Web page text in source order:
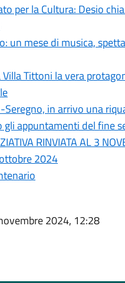
per la Cultura: Desio
un mese di musica,
Tittoni la vera
in arrivo una
appuntamenti del fine
RINVIATA AL 3
2024
2024, 12:28